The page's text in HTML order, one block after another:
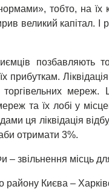
тобто, на їх
великий капітал. І
позбавляють
прибуткам.
торгівельних
та їх лобі у
ця ліквідація
отримати 3%.
звільнення місць
району Києва –